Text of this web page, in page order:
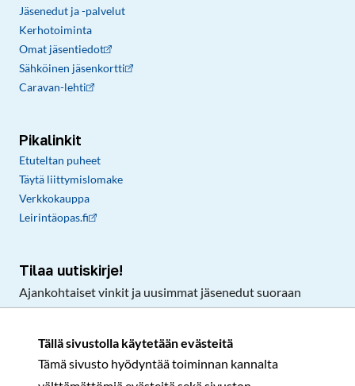
Tällä sivustolla käytetään evästeitä
Tämä sivusto hyödyntää toiminnan kannalta
Jäsenedut ja -palvelut
Kerhotoiminta
Omat jäsentiedot
Sähköinen jäsenkortti
Caravan-lehti
Pikalinkit
Etuteltan puheet
Täytä liittymislomake
Verkkokauppa
Leirintäopas.fi
Tilaa uutiskirje!
Ajankohtaiset vinkit ja uusimmat jäsenedut suoraan